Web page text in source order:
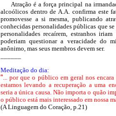
Atração é a força principal na
alcoólicos dentro de A.A. confirma este
promovesse a si mesma, publicando
conhecidas personalidades públicas que se
personalidades recaírem, estranhos
poderiam questionar a veracidade do
anônimo, mas seus membros devem ser.
Meditação do dia:
“... por que o público em geral nos
estamos levando a recuperação a uma
seria a única causa. Não importa o quão
o público está mais interessado em nossa
(A Linguagem do Coração, p.21)